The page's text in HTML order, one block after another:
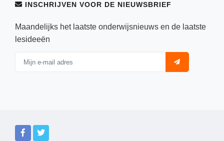
INSCHRIJVEN VOOR DE NIEUWSBRIEF
Maandelijks het laatste onderwijsnieuws en de laatste
lesideeën